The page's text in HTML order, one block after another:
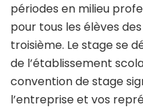
périodes en milieu
pour tous les élèves
troisième. Le stage se
de l’établissement
convention de stage
l’entreprise et vos